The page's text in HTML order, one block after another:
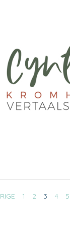
1 2 3 4 5